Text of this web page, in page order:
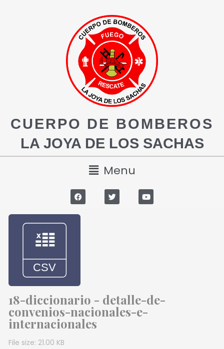
CUERPO DE BOMBEROS
LA JOYA DE LOS SACHAS
Menu
18-diccionario - detalle-de-
convenios-nacionales-e-
internacionales
File size: 21.00 KB